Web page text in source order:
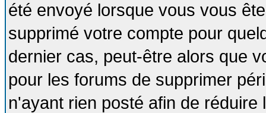
été envoyé lorsque vous vous
supprimé votre compte pour
dernier cas, peut-être alors que
pour les forums de supprimer
n'ayant rien posté afin de